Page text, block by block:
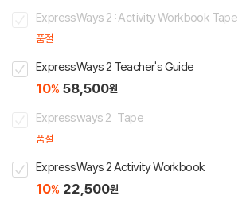
ExpressWays 2 : Activity Workbook Tape
품절
ExpressWays 2 Teacher's Guide
10% 58,500원
Expressways 2 : Tape
품절
ExpressWays 2 Activity Workbook
10% 22,500원